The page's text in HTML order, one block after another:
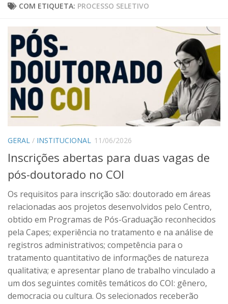
COM ETIQUETA: PROCESSO SELETIVO
GERAL / INSTITUCIONAL 11/06/2026
Inscrições abertas para duas vagas de
pós-doutorado no COI
Os requisitos para inscrição são: doutorado em áreas
relacionadas aos projetos desenvolvidos pelo Centro,
obtido em Programas de Pós-Graduação reconhecidos
pela Capes; experiência no tratamento e na análise de
registros administrativos; competência para o
tratamento quantitativo de informações de natureza
qualitativa; e apresentar plano de trabalho vinculado a
um dos seguintes comitês temáticos do COI: gênero,
democracia ou cultura. Os selecionados receberão